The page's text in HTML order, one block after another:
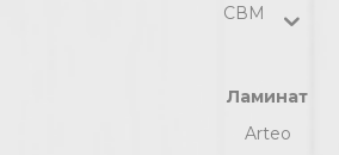
СВМ
Ламинат
Arteo